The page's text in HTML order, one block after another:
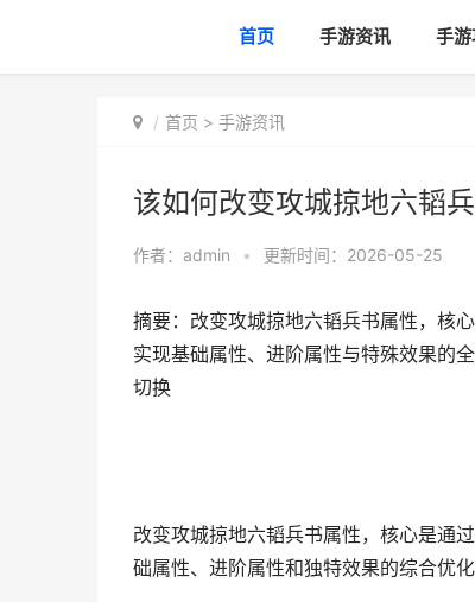
首页 手游资讯 手
首页 > 手游资讯
该如何改变攻城掠地六韬
作者： admin • 更新时间：2026-05-25
摘要：改变攻城掠地六韬兵书属性，核
实现基础属性、进阶属性与特殊效果的
切换
改变攻城掠地六韬兵书属性，核心是通
础属性、进阶属性和独特效果的综合优